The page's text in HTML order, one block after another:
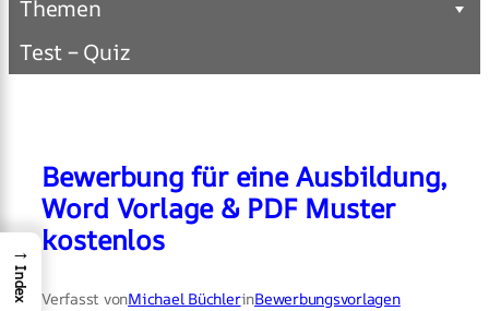
Themen
Test – Quiz
Bewerbung für eine Ausbildung,
Word Vorlage & PDF Muster
kostenlos
Verfasst vonMichael BüchlerinBewerbungsvorlagen
→
Index